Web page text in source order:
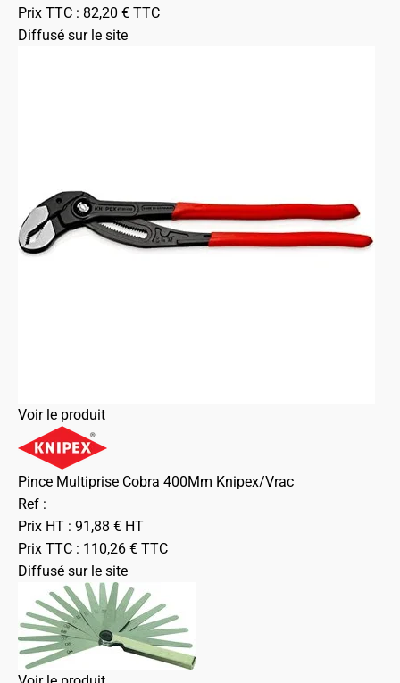
Prix TTC : 82,20 € TTC
Diffusé sur le site
Voir le produit
Pince Multiprise Cobra 400Mm Knipex/Vrac
Ref :
Prix HT : 91,88 € HT
Prix TTC : 110,26 € TTC
Diffusé sur le site